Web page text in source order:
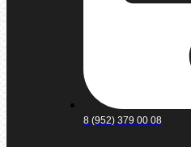
8 (952) 379 00 08